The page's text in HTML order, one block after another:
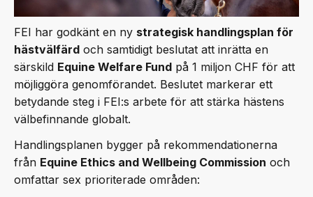
FEI har godkänt en ny strategisk handlingsplan för
hästvälfärd och samtidigt beslutat att inrätta en
särskild Equine Welfare Fund på 1 miljon CHF för att
möjliggöra genomförandet. Beslutet markerar ett
betydande steg i FEI:s arbete för att stärka hästens
välbefinnande globalt.
Handlingsplanen bygger på rekommendationerna
från Equine Ethics and Wellbeing Commission och
omfattar sex prioriterade områden: